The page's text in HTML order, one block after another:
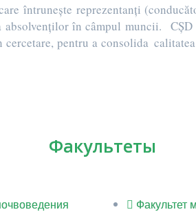
întrunește reprezentanți
în câmpul muncii.
pentru a consolida
Факультеты
Факультет